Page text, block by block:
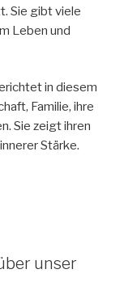
Sie gibt viele
Leben und
in diesem
Familie, ihre
Sie zeigt ihren
Stärke.
unser